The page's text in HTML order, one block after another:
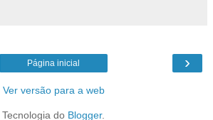
›
Página inicial
Ver versão para a web
Tecnologia do Blogger.